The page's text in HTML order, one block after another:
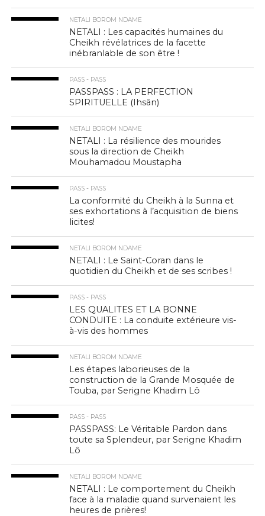
NETALI BOROM NDAME
NETALI : Les capacités humaines du
Cheikh révélatrices de la facette
inébranlable de son être !
PASS - PASS
PASSPASS : LA PERFECTION
SPIRITUELLE (Ihsân)
NETALI BOROM NDAME
NETALI : La résilience des mourides
sous la direction de Cheikh
Mouhamadou Moustapha
PASS - PASS
La conformité du Cheikh à la Sunna et
ses exhortations à l’acquisition de biens
licites!
NETALI BOROM NDAME
NETALI : Le Saint-Coran dans le
quotidien du Cheikh et de ses scribes !
PASS - PASS
LES QUALITES ET LA BONNE
CONDUITE : La conduite extérieure vis-
à-vis des hommes
NETALI BOROM NDAME
Les étapes laborieuses de la
construction de la Grande Mosquée de
Touba, par Serigne Khadim Lô
PASS - PASS
PASSPASS: Le Véritable Pardon dans
toute sa Splendeur, par Serigne Khadim
Lô
NETALI BOROM NDAME
NETALI : Le comportement du Cheikh
face à la maladie quand survenaient les
heures de prières!